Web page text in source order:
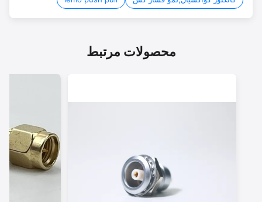
محصولات مرتبط